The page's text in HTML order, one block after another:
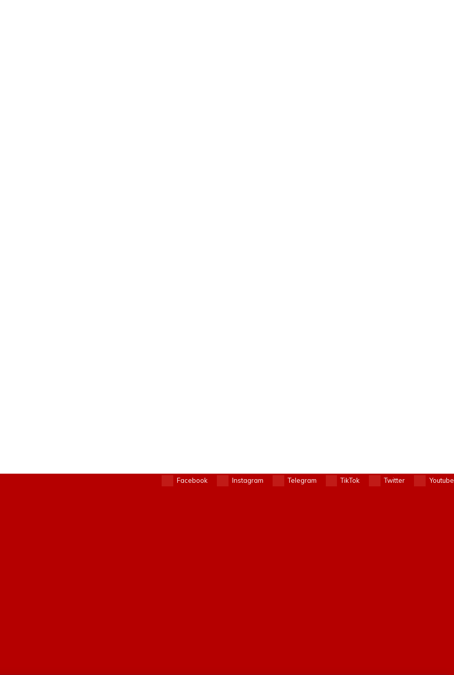
Facebook Instagram Telegram TikTok Twitter Youtube